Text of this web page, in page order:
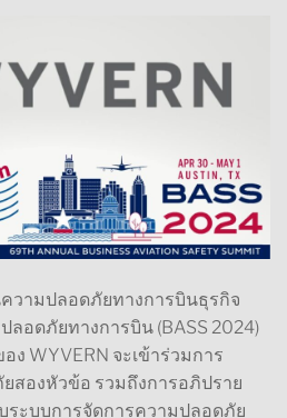
วามปลอดภัยทางการบินธุรกิจ
อดภัยทางการบิน (BASS 2024)
ง WYVERN จะเข้าร่วมการ
สองหัวข้อ รวมถึงการอภิปราย
ระบบการจัดการความปลอดภัย